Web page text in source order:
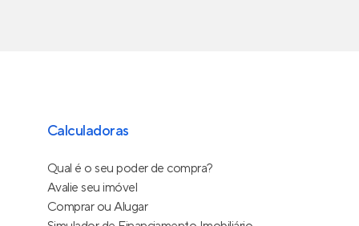
Calculadoras
Qual é o seu poder de compra?
Avalie seu imóvel
Comprar ou Alugar